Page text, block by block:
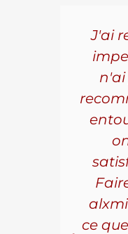
J'ai
n'ai
ce